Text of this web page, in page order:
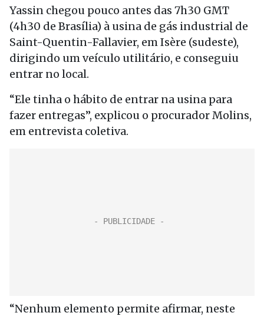
Yassin chegou pouco antes das 7h30 GMT
(4h30 de Brasília) à usina de gás industrial de
Saint-Quentin-Fallavier, em Isère (sudeste),
dirigindo um veículo utilitário, e conseguiu
entrar no local.
“Ele tinha o hábito de entrar na usina para
fazer entregas”, explicou o procurador Molins,
em entrevista coletiva.
“Nenhum elemento permite afirmar, neste